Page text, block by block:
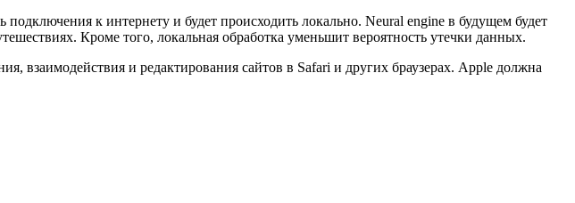
к интернету и будет происходить локально. Neural engine в будущем будет
Кроме того, локальная обработка уменьшит вероятность утечки данных.
взаимодействия и редактирования сайтов в Safari и других браузерах. Apple должна